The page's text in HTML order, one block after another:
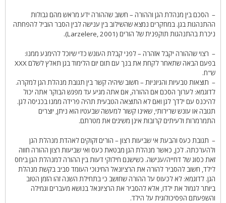
– הסכם בין מנהלת הגן וההורה – חשוב שההורה ידע מראש מהם גבולות
ההתנהגות בגן. במחקרים נמצא שהשילוב בין ענישה לבין הסבר הוביל להפחתה
ניכרת בהתנהגות תוקפנית של הורים (Larzelere, 2001).
– רצוי שההורה יקבל אזהרה – לפני קבלת העונש כדי שיוכל להימנע ממנו:
בפעם הבאה שתאחר לקחת את בנך עם תום יום הלימוד בגן תאלץ לשלם XXX
ש"ח.
– תוצאות טבעיות והגיוניות – חשוב שיהיה קשר בין תגובת מנהלת הגן למקרה.
לדוגמא: לערוך הסכם אם ההורה, אם אתה מגיע עד מפגש הבוקר אתה יכול
להיכנס עם ילדך לגן ואם לא התוצאה הטבעית תהיה פרידה ממנו בכניסה לגן.
תגובה או עונש שרירותי, שאינו קשור למעשה שבעטיו הוא ניתן, יוצרים
התמרמרות ולעיתים קרובות אינן משיגים את מטרתם.
– תגובת כעס והבעת אי שביעות רצון – הורים זקוקים לאהדת מנהלת הגן
ולהערכתה. לכן, כאשר מנהלת הגן מבטאת כעס ואי שביעות רצון ההורה חווה
זאת כסוג של דחייה/ענישה. כשישנם חילוקי דעות בין ההורה למנהלת הגן ביחס
לילד, חשוב להסביר להורה את הרציונאל החינוכי העומד סביב בקשת מנהלת
הגן. לדוגמא: לא לכעוס על ההורה שחושב כי בתחילת השנה זהו הזמן הטוב
ביותר לגמול את ילדו, אלא להסביר את הרציונאל בנושא מעברים וגמילה
והשפעתם הפסיכולוגית על הילד.